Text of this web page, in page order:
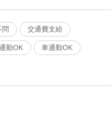
問 交通費支給
勤OK 車通勤OK